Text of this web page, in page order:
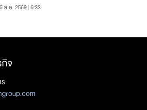
ส.ค. 2569 | 6:33
จ